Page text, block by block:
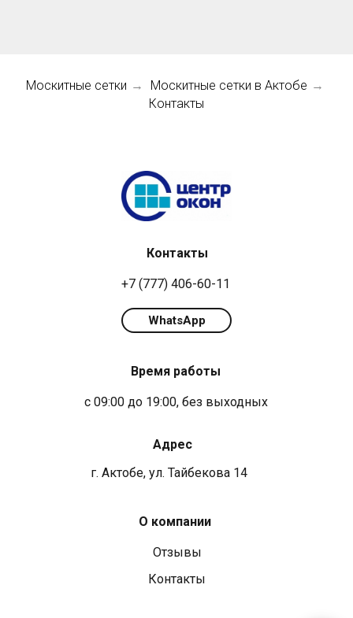
Москитные сетки → Москитные сетки в Актобе →
Контакты
+7 (777) 406-60-11
с 09:00 до 19:00, без выходных
Отзывы
Контакты
г. Актобе, ул. Тайбекова 14
О компании
Адрес
Время работы
Контакты
WhatsApp